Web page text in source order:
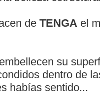
de TENGAel
su
dentro de
habías sentido...